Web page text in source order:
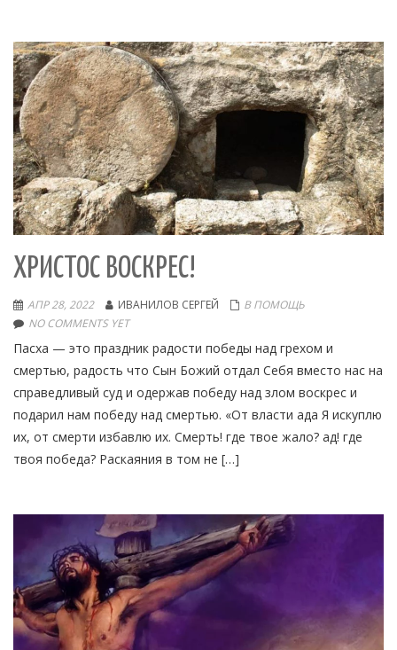
ХРИСТОС ВОСКРЕС!
АПР 28, 2022 ИВАНИЛОВ СЕРГЕЙ
В ПОМОЩЬ
NO COMMENTS YET
Пасха — это праздник радости победы над грехом и
смертью, радость что Сын Божий отдал Себя вместо нас на
справедливый суд и одержав победу над злом воскрес и
подарил нам победу над смертью. «От власти ада Я искуплю
их, от смерти избавлю их. Смерть! где твое жало? ад! где
твоя победа? Раскаяния в том не […]